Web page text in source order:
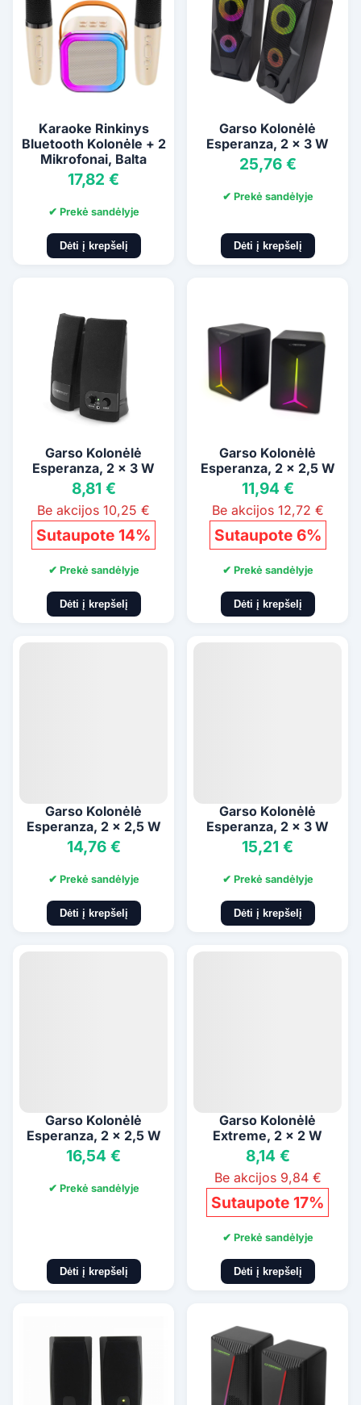
Karaoke Rinkinys
Bluetooth Kolonėle + 2
Mikrofonai, Balta
17,82 €
✔ Prekė sandėlyje
Dėti į krepšelį
Garso Kolonėlė
Esperanza, 2 x 3 W
25,76 €
✔ Prekė sandėlyje
Dėti į krepšelį
Garso Kolonėlė
Esperanza, 2 x 3 W
8,81 €
Be akcijos 10,25 €
Sutaupote 14%
✔ Prekė sandėlyje
Dėti į krepšelį
Garso Kolonėlė
Esperanza, 2 x 2,5 W
11,94 €
Be akcijos 12,72 €
Sutaupote 6%
✔ Prekė sandėlyje
Dėti į krepšelį
Garso Kolonėlė
Esperanza, 2 x 2,5 W
14,76 €
✔ Prekė sandėlyje
Dėti į krepšelį
Garso Kolonėlė
Esperanza, 2 x 3 W
15,21 €
✔ Prekė sandėlyje
Dėti į krepšelį
Garso Kolonėlė
Esperanza, 2 x 2,5 W
16,54 €
✔ Prekė sandėlyje
Dėti į krepšelį
Garso Kolonėlė
Extreme, 2 x 2 W
8,14 €
Be akcijos 9,84 €
Sutaupote 17%
✔ Prekė sandėlyje
Dėti į krepšelį